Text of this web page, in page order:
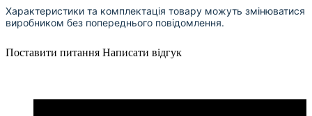
Характеристики та комплектація товару можуть змінюватися
виробником без попереднього повідомлення.
Поставити питання Написати відгук